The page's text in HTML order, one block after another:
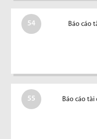
54 Báo cáo
55 Báo cáo